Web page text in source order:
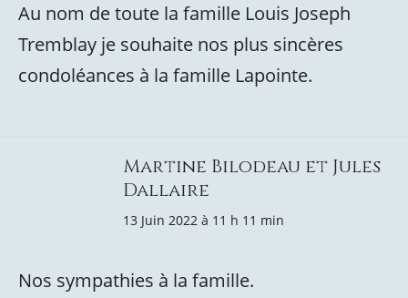
Au nom de toute la famille Louis Joseph
Tremblay je souhaite nos plus sincères
condoléances à la famille Lapointe.
Martine Bilodeau et Jules
Dallaire
13 Juin 2022 à 11 h 11 min
Nos sympathies à la famille.